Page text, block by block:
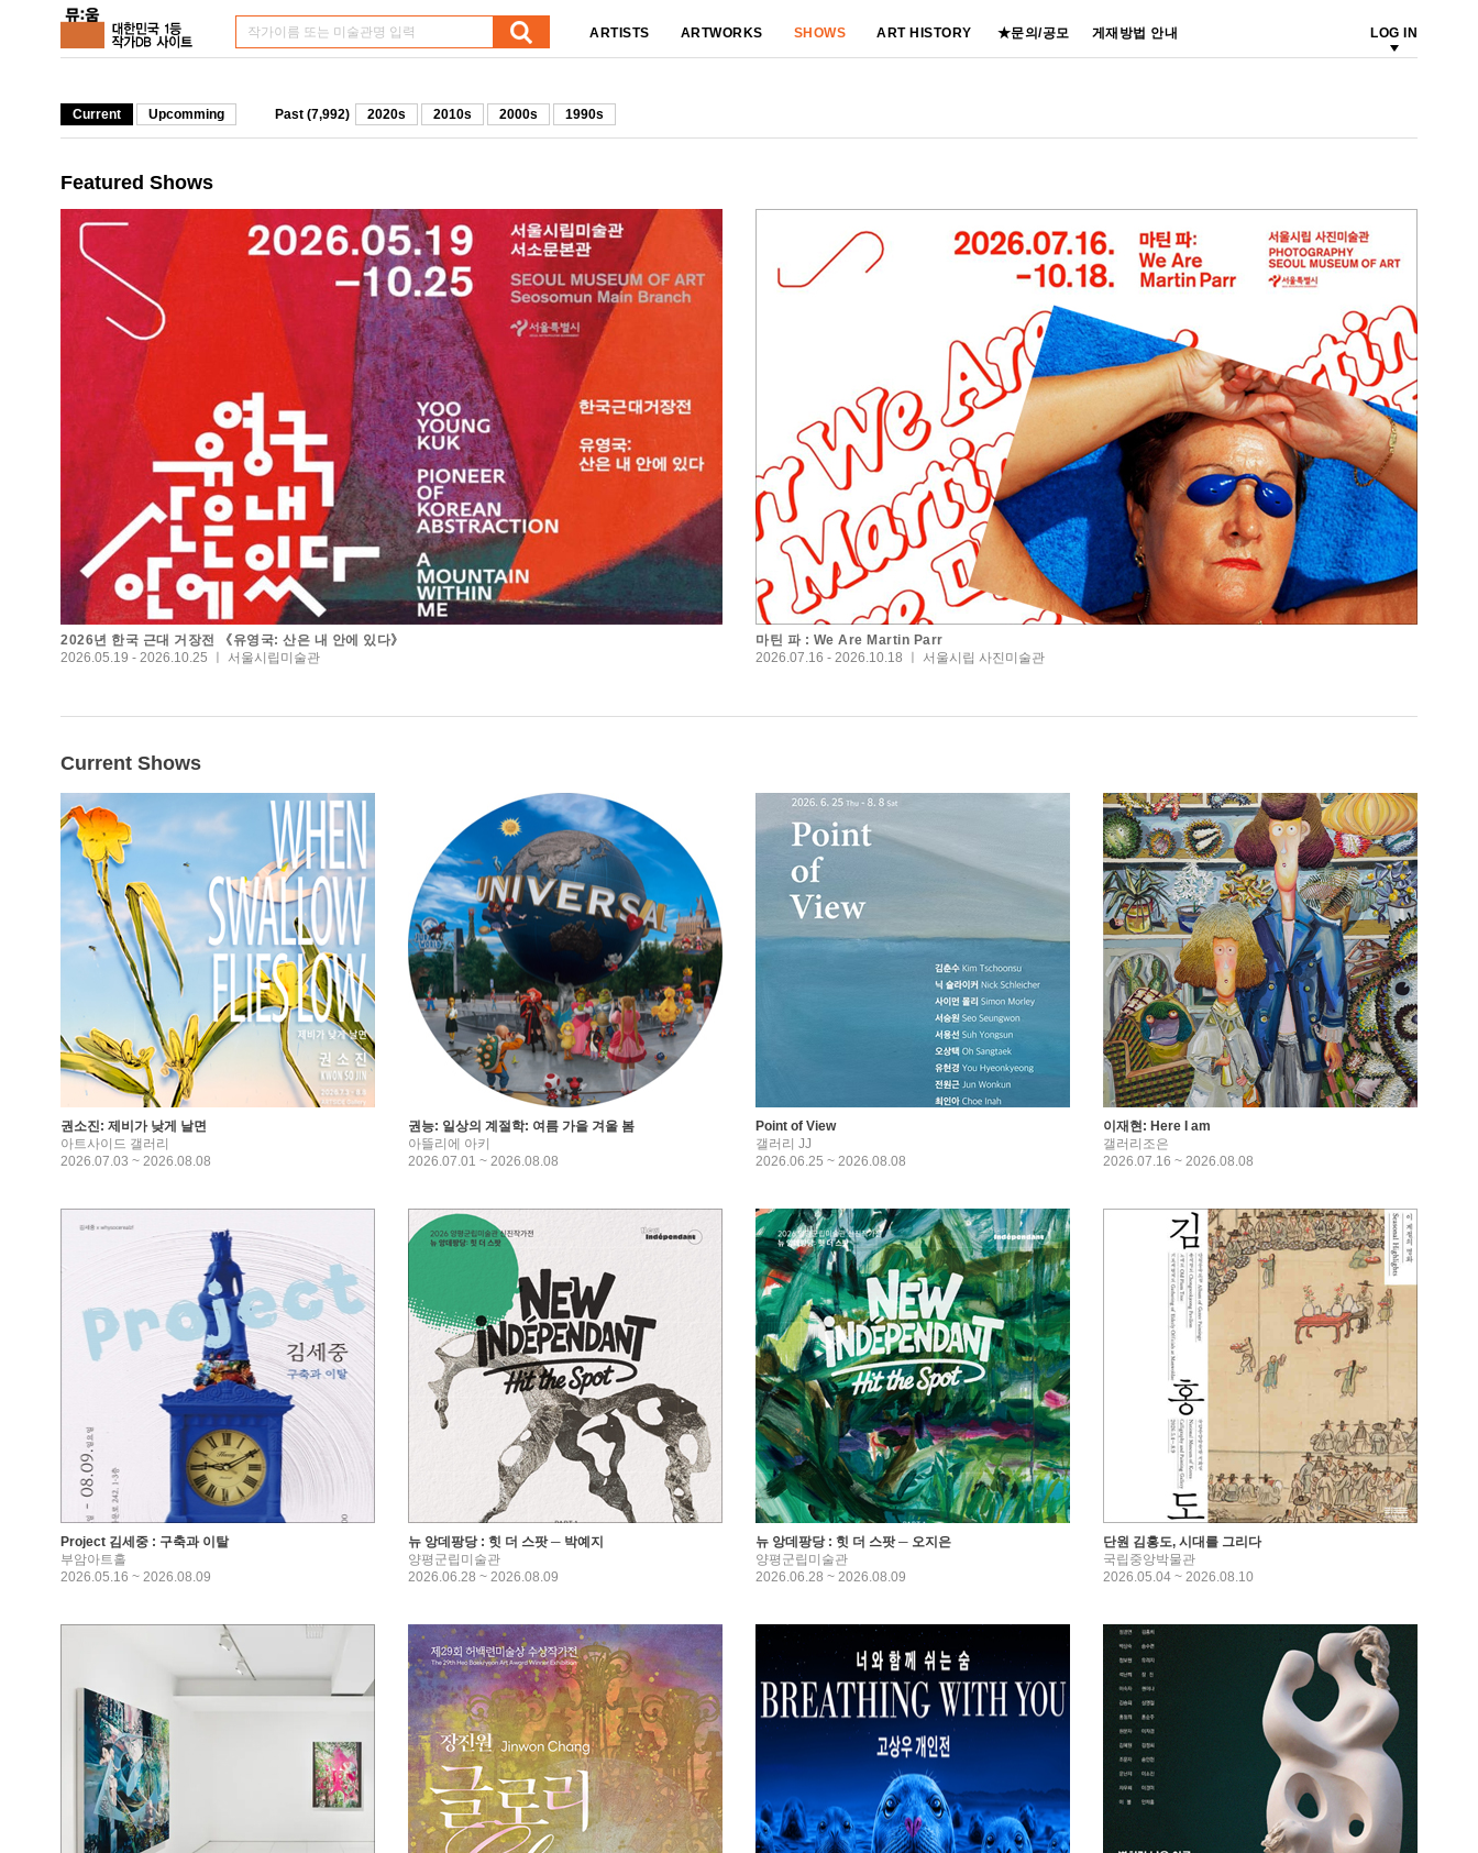
ARTISTS ARTWORKS SHOWS ART HISTORY ★문의/공모 게재방법 안내 LOG IN
Current Upcomming Past (7,992) 2020s 2010s 2000s 1990s
Featured Shows
2026년 한국 근대 거장전 《유영국: 산은 내 안에 있다》
2026.05.19 - 2026.10.25 ㅣ 서울시립미술관
마틴 파 : We Are Martin Parr
2026.07.16 - 2026.10.18 ㅣ 서울시립 사진미술관
Current Shows
권소진: 제비가 낮게 날면
아트사이드 갤러리
2026.07.03 ~ 2026.08.08
권능: 일상의 계절학: 여름 가을 겨울 봄
아뜰리에 아키
2026.07.01 ~ 2026.08.08
Point of View
갤러리 JJ
2026.06.25 ~ 2026.08.08
이재현: Here I am
갤러리조은
2026.07.16 ~ 2026.08.08
Project 김세중 : 구축과 이탈
부암아트홀
2026.05.16 ~ 2026.08.09
뉴 앙데팡당 : 힛 더 스팟 ─ 박예지
양평군립미술관
2026.06.28 ~ 2026.08.09
뉴 앙데팡당 : 힛 더 스팟 ─ 오지은
양평군립미술관
2026.06.28 ~ 2026.08.09
단원 김홍도, 시대를 그리다
국립중앙박물관
2026.05.04 ~ 2026.08.10